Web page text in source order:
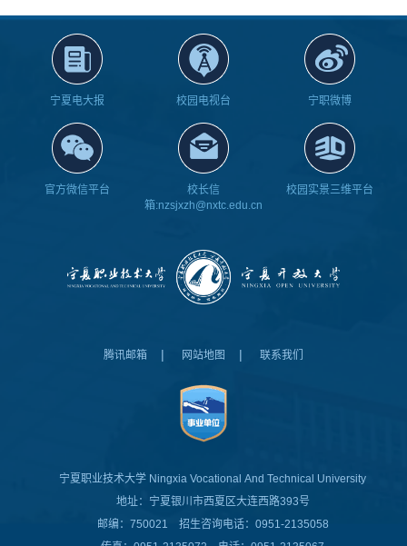
宁夏电大报 校园电视台 宁职微博
官方微信平台
校长信
箱:nzsjxzh@nxtc.edu.cn
校园实景三维平台
腾讯邮箱 | 网站地图 | 联系我们
宁夏职业技术大学 Ningxia Vocational And Technical University
地址：宁夏银川市西夏区大连西路393号
邮编：750021 招生咨询电话：0951-2135058